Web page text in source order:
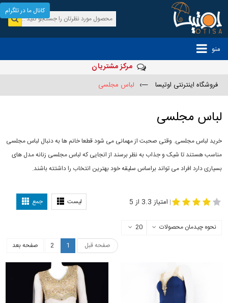
منو
مرکز مشتریان
فروشگاه اینترنتی اوتیسا —› لباس مجلسی
لباس مجلسی
خرید لباس مجلسی. وقتی صحبت از مهمانی می شود قطعا خانم ها به دنبال لباس مجلسی
مناسب هستند تا شیک و جذاب به نظر برسند از انجایی که لباس مجلسی زنانه مدل های
بسیاری دارد افراد می تواند براساس سلیقه خود بهترین انتخاب را داشتته باشند.
لیست جمع | امتیاز 3.3 از 5
نحوه چیدمان محصولات
20
صفحه قبل
1
2 صفحه بعد
کانال ما در تلگرام